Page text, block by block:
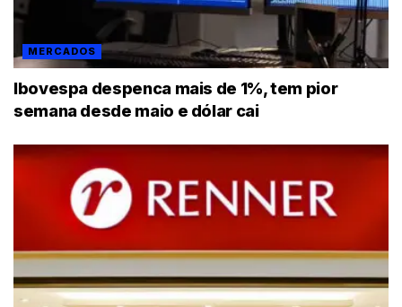
MERCADOS
Ibovespa despenca mais de 1%, tem pior
semana desde maio e dólar cai